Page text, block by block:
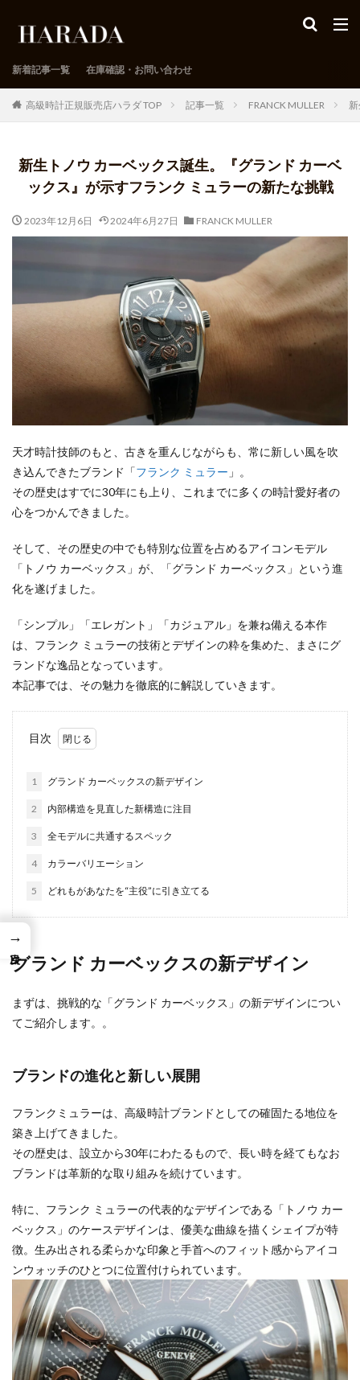
新着記事一覧 在庫確認・お問い合わせ
高級時計正規販売店ハラダ TOP 記事一覧 FRANCK MULLER
新生トノウ カーベックス誕生。『グランド カーベ
ックス』が示すフランク ミュラーの新たな挑戦
2023年12月6日 2024年6月27日 FRANCK MULLER
天才時計技師のもと、古きを重んじながらも、常に新しい風を吹
き込んできたブランド「フランク ミュラー 」。
その歴史はすでに30年にも上り、これまでに多くの時計愛好者の
心をつかんできました。
そして、その歴史の中でも特別な位置を占めるアイコンモデル
「トノウ カーベックス」が、「グランド カーベックス」という進
化を遂げました。
「シンプル」「エレガント」「カジュアル」を兼ね備える本作
は、フランク ミュラーの技術とデザインの粋を集めた、まさにグ
ランドな逸品となっています。
本記事では、その魅力を徹底的に解説していきます。
目次
1 グランド カーベックスの新デザイン
2 内部構造を見直した新構造に注目
3 全モデルに共通するスペック
4 カラーバリエーション
5 どれもがあなたを“主役”に引き立てる
グランド カーベックスの新デザイン
まずは、挑戦的な「グランド カーベックス」の新デザインについ
てご紹介します。。
ブランドの進化と新しい展開
フランクミュラーは、高級時計ブランドとしての確固たる地位を
築き上げてきました。
その歴史は、設立から30年にわたるもので、長い時を経てもなお
ブランドは革新的な取り組みを続けています。
特に、フランク ミュラーの代表的なデザインである「トノウ カー
ベックス」のケースデザインは、優美な曲線を描くシェイプが特
徴。生み出される柔らかな印象と手首へのフィット感からアイコ
ンウォッチのひとつに位置付けられています。
→